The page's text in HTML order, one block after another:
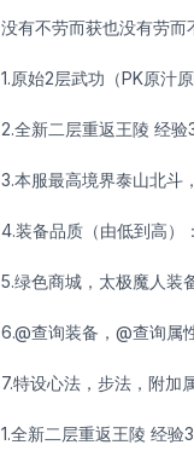
没有不劳而获也没有劳
1.原始2层武功（PK原汁
2.全新二层重返王陵 经
3.本服最高境界泰山北斗
4.装备品质（由低到高）
5.绿色商城，太极魔人装
6.@查询装备，@查询属
7.特设心法，步法，附加
1.全新二层重返王陵 经